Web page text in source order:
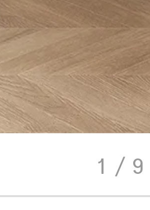
1 / 9